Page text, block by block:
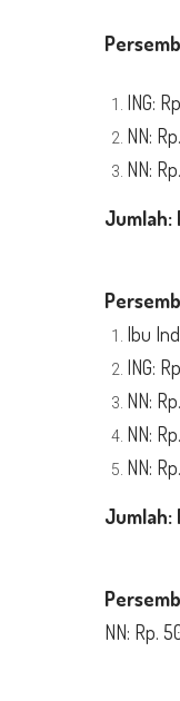
ING:
NN:
NN:
Jumlah:
Ibu
ING:
NN:
NN:
NN:
Jumlah:
NN: Rp.